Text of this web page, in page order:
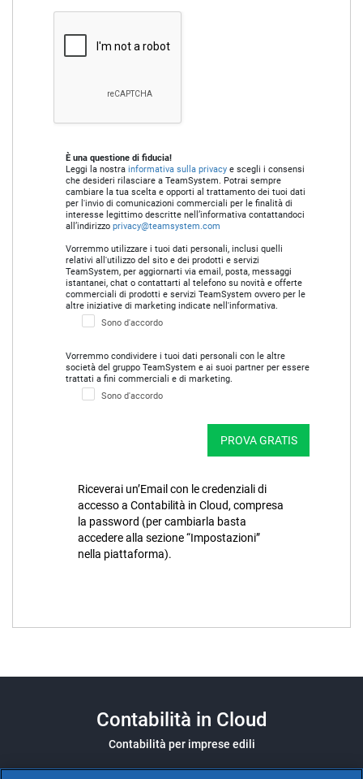
È una questione di fiducia!
Leggi la nostra informativa sulla privacy e scegli i consensi
che desideri rilasciare a TeamSystem. Potrai sempre
cambiare la tua scelta e opporti al trattamento dei tuoi dati
per l'invio di comunicazioni commerciali per le finalità di
interesse legittimo descritte nell’informativa contattandoci
all’indirizzo privacy@teamsystem.com
Vorremmo utilizzare i tuoi dati personali, inclusi quelli
relativi all'utilizzo del sito e dei prodotti e servizi
TeamSystem, per aggiornarti via email, posta, messaggi
istantanei, chat o contattarti al telefono su novità e offerte
commerciali di prodotti e servizi TeamSystem ovvero per le
altre iniziative di marketing indicate nell'informativa.
Sono d'accordo
Vorremmo condividere i tuoi dati personali con le altre
società del gruppo TeamSystem e ai suoi partner per essere
trattati a fini commerciali e di marketing.
Sono d'accordo
PROVA GRATIS
Riceverai un’Email con le credenziali di
accesso a Contabilità in Cloud, compresa
la password (per cambiarla basta
accedere alla sezione “Impostazioni”
nella piattaforma).
Contabilità in Cloud
Contabilità per imprese edili